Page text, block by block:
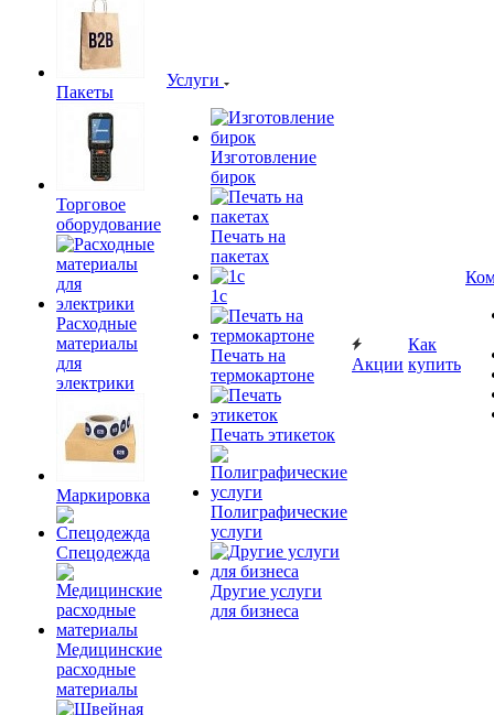
Пакеты
Торговое
оборудование
Расходные
материалы
для
электрики
Маркировка
Спецодежда
Медицинские
расходные
материалы
Услуги
Изготовление
бирок
Печать на
пакетах
1c
Печать на
термокартоне
Печать этикеток
Полиграфические
услуги
Другие услуги
для бизнеса
Акции
Как
купить